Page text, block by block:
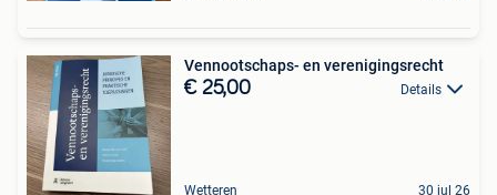
Vennootschaps- en verenigingsrecht
€ 25,00 Details
Wetteren 30 jul 26